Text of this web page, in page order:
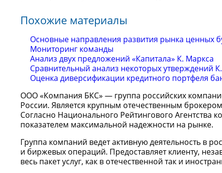
Похожие материалы
Основные направления развития рынка ценных
Мониторинг команды
Анализ двух предложений «Капитала» К. Маркса
Сравнительный анализ некоторых утверждений
Оценка диверсификации кредитного портфеля
ООО «Компания БКС» — группа российских
России. Является крупным отечественным
Согласно Национального Рейтингового Агентства
показателем максимальной надежности на рынке.
Группа компаний ведет активную деятельность в
и биржевых операций. Предоставляет клиенту,
весь пакет услуг, как в отечественной так и